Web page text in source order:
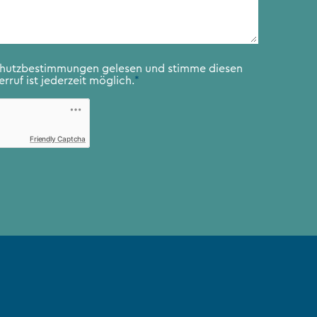
gelesen und stimme diesen
ist jederzeit möglich.*
Friendly Captcha